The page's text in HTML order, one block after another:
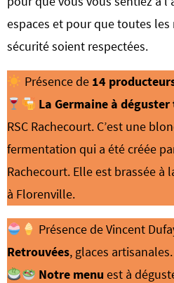
espaces et pour que toutes les
sécurité soient respectées.
Présence de 14
La Germaine à
RSC Rachecourt. C’est une
fermentation qui a été créée
Rachecourt. Elle est brassée à
à Florenville.
Présence de Vincent
Retrouvées, glaces artisanales.
Notre menu est à